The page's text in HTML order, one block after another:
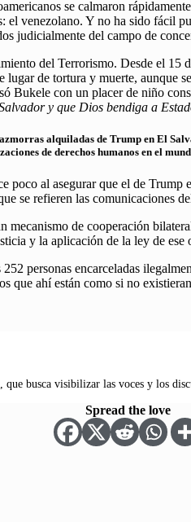
se calmaron
venezolano. Y no ha sido fácil
judicialmente del campo de
del Terrorismo. Desde el
de tortura y muerte, aunque
Bukele con un placer de niño
y que Dios bendiga a
alquiladas de Trump en El
de derechos humanos en el
al asegurar que el de
se refieren las comunicaciones
de cooperación
y la aplicación de la ley de
personas encarceladas
que ahí están como si no
busca visibilizar las voces y los
Spread the love